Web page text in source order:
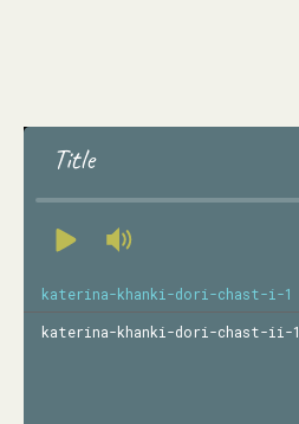
Title
katerina-khanki-dori-chast-i-1
katerina-khanki-dori-chast-ii-1